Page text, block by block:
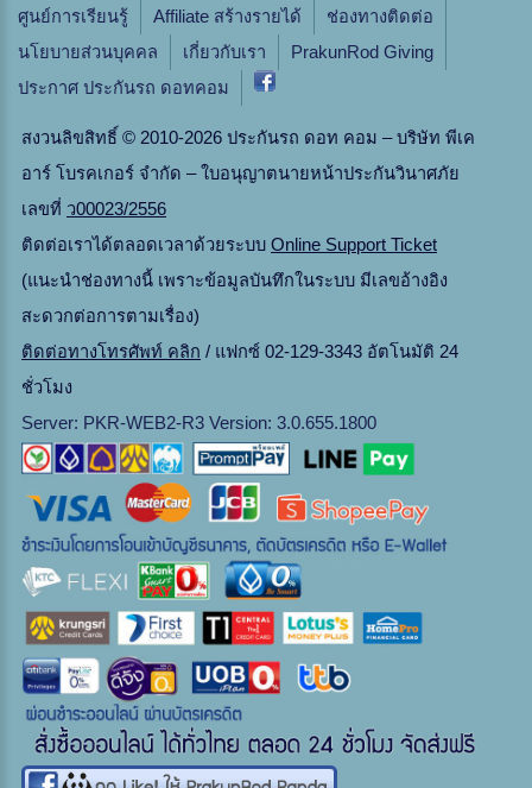
ศูนย์การเรียนรู้
Affiliate สร้างรายได้
ช่องทางติดต่อ
นโยบายส่วนบุคคล
เกี่ยวกับเรา
PrakunRod Giving
ประกาศ ประกันรถ ดอทคอม
สงวนลิขสิทธิ์ © 2010-2026 ประกันรถ ดอท คอม – บริษัท พีเค
อาร์ โบรคเกอร์ จำกัด – ใบอนุญาตนายหน้าประกันวินาศภัย
เลขที่ ว00023/2556
ติดต่อเราได้ตลอดเวลาด้วยระบบ Online Support Ticket
(แนะนำช่องทางนี้ เพราะข้อมูลบันทึกในระบบ มีเลขอ้างอิง
สะดวกต่อการตามเรื่อง)
ติดต่อทางโทรศัพท์ คลิก / แฟกซ์ 02-129-3343 อัตโนมัติ 24
ชั่วโมง
Server: PKR-WEB2-R3 Version: 3.0.655.1800